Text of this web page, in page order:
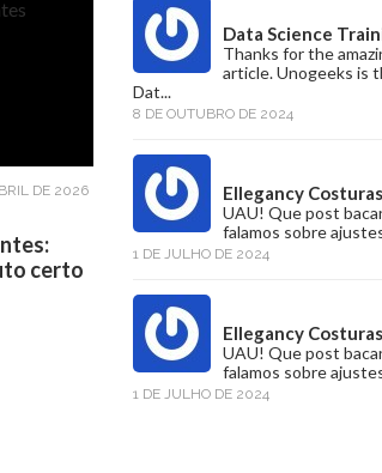
DE 2026
certo
Data Science
Thanks for the
article. Unogeeks is
Dat...
8 DE OUTUBRO DE 2024
Ellegancy Costuras
UAU! Que post
falamos sobre
1 DE JULHO DE 2024
Ellegancy Costuras
UAU! Que post
falamos sobre
1 DE JULHO DE 2024